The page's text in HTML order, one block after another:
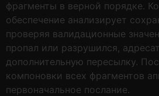
фрагменты в верной порядке.
обеспечение анализирует
проверяя валидационные
пропал или разрушился,
дополнительную пересылку.
компоновки всех фрагментов
первоначальное послание.